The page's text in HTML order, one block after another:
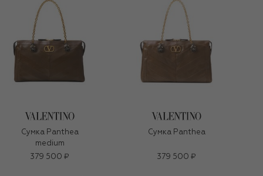
Сумка Panthea
medium
379 500 ₽
Сумка Panthea
379 500 ₽